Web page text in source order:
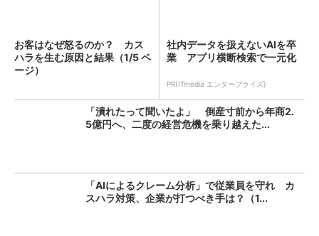
お客はなぜ怒るのか？ カス
ハラを生む原因と結果（1/5 ペ
ージ）
社内データを扱えないAIを卒
業 アプリ横断検索で一元化
PR(ITmedia エンタープライズ)
「潰れたって聞いたよ」 倒産寸前から年商2.
5億円へ、二度の経営危機を乗り越えた...
「AIによるクレーム分析」で従業員を守れ カ
スハラ対策、企業が打つべき手は？（1...